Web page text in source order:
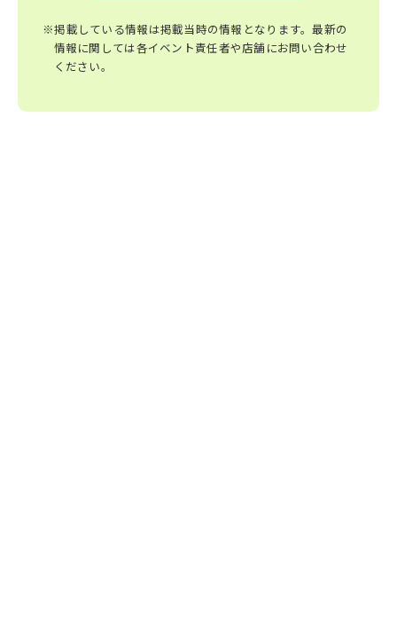
※掲載している情報は掲載当時の情報となります。最新の
情報に関しては各イベント責任者や店舗にお問い合わせ
ください。